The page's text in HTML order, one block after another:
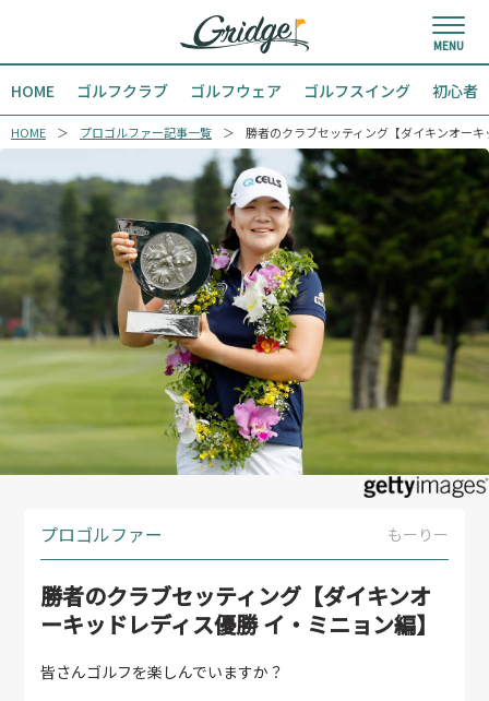
HOME ゴルフクラブ ゴルフウェア ゴルフスイング 初心者
HOME プロゴルファー記事一覧 勝者のクラブセッティング【ダイキンオー
プロゴルファー もーりー
勝者のクラブセッティング【ダイキンオ
ーキッドレディス優勝 イ・ミニョン編】
皆さんゴルフを楽しんでいますか？